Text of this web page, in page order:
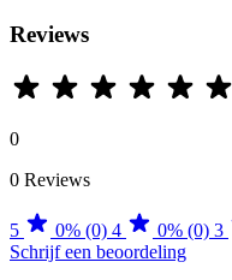
Reviews
0
0 Reviews
5 0% (0) 4 0% (0) 3
Schrijf een beoordeling